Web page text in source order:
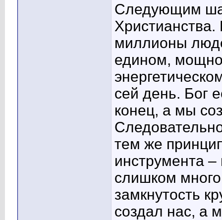
Следующим
миллионы
едином,
сей день. Бог
конец, а мы
тем же
инструмента
слишком
замкнутость
создал нас, а